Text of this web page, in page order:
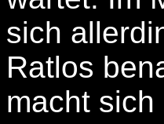
sich
Ratlos
macht